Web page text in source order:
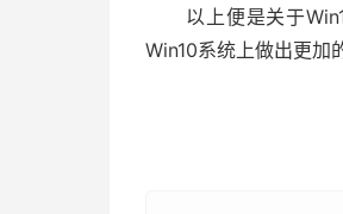
以上便是关于
Win10系统上做出更加